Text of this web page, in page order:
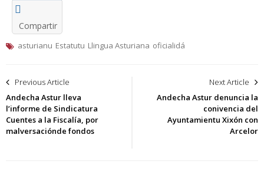
Compartir
asturianu Estatutu Llingua Asturiana oficialidá
Navegación
de
entradas
Previous Article
Andecha Astur lleva
l’informe de Sindicatura
Cuentes a la Fiscalía, por
malversaciónde fondos
Next Article
Andecha Astur denuncia la
conivencia del
Ayuntamientu Xixón con
Arcelor